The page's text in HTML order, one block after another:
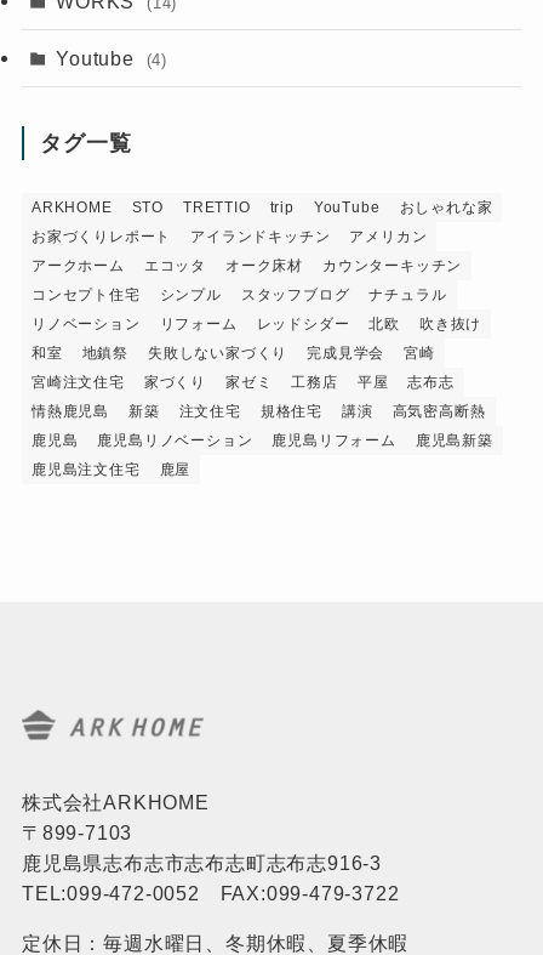
Youtube (4)
タグ一覧
ARKHOME STO TRETTIO trip YouTube
おしゃれな家
お家づくりレポート
アイランドキッチン
アメリカン
アークホーム
エコッタ オーク床材
カウンターキッチン
コンセプト住宅
シンプル スタッフブログ
ナチュラル
リノベーション
リフォーム レッドシダー 北欧
吹き抜け
和室
地鎮祭 失敗しない家づくり 完成見学会
宮崎
宮崎注文住宅
家づくり 家ゼミ 工務店 平屋
志布志
情熱鹿児島
新築 注文住宅 規格住宅 講演
高気密高断熱
鹿児島
鹿児島リノベーション 鹿児島リフォーム
鹿児島新築
鹿児島注文住宅
鹿屋
株式会社ARKHOME
〒899-7103
鹿児島県志布志市志布志町志布志916-3
TEL:099-472-0052 FAX:099-479-3722
定休日：毎週水曜日、冬期休暇、夏季休暇